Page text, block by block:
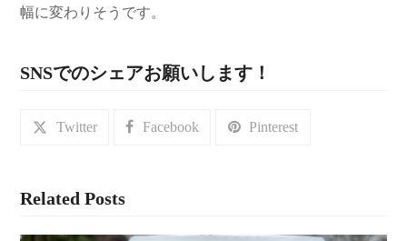
幅に変わりそうです。
SNSでのシェアお願いします！
Twitter Facebook Pinterest
Related Posts